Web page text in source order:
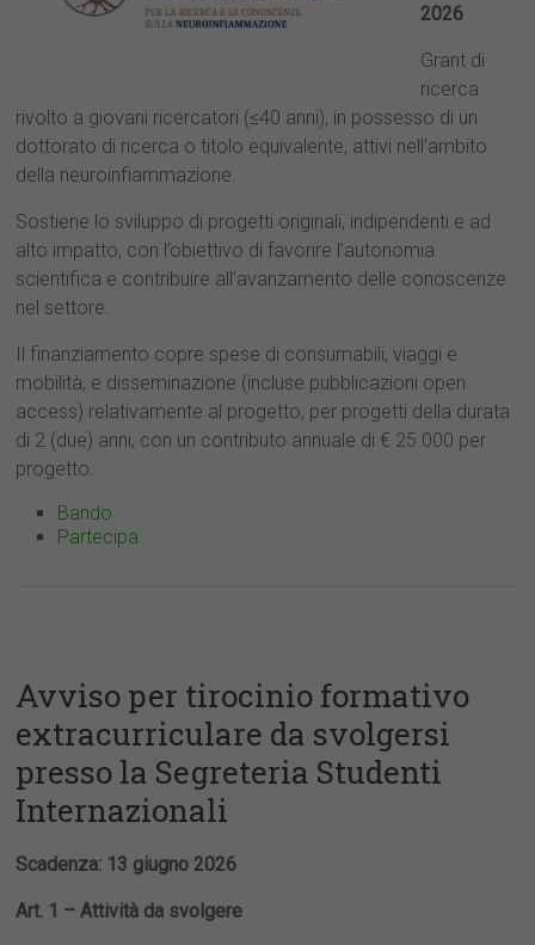
2026
Grant di
ricerca
rivolto a giovani ricercatori (≤40 anni), in possesso di un
dottorato di ricerca o titolo equivalente, attivi nell’ambito
della neuroinfiammazione.
Sostiene lo sviluppo di progetti originali, indipendenti e ad
alto impatto, con l’obiettivo di favorire l’autonomia
scientifica e contribuire all’avanzamento delle conoscenze
nel settore.
Il finanziamento copre spese di consumabili, viaggi e
mobilità, e disseminazione (incluse pubblicazioni open
access) relativamente al progetto, per progetti della durata
di 2 (due) anni, con un contributo annuale di € 25.000 per
progetto.
Bando
Partecipa
Avviso per tirocinio formativo
extracurriculare da svolgersi
presso la Segreteria Studenti
Internazionali
Scadenza: 13 giugno 2026
Art. 1 – Attività da svolgere